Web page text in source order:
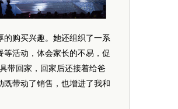
的购买兴趣。她还组织了一系
等活动，体会家长的不易，促
带回家，回家后还接着给爸
带动了销售，也增进了我和